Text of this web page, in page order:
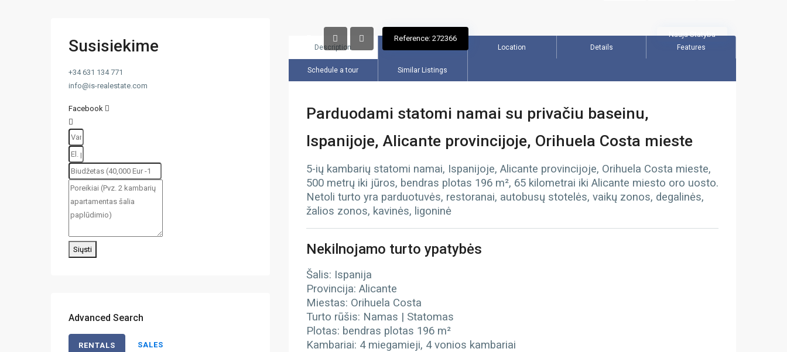
Nauja Statyba
Reference: 272366
Description Location Details Features
Schedule a tour Similar Listings
Parduodami statomi namai su privačiu baseinu,
Ispanijoje, Alicante provincijoje, Orihuela Costa mieste
5-ių kambarių statomi namai, Ispanijoje, Alicante provincijoje, Orihuela Costa mieste,
500 metrų iki jūros, bendras plotas 196 m², 65 kilometrai iki Alicante miesto oro uosto.
Netoli turto yra parduotuvės, restoranai, autobusų stotelės, vaikų zonos, degalinės,
žalios zonos, kavinės, ligoninė
Nekilnojamo turto ypatybės
Šalis: Ispanija
Provincija: Alicante
Miestas: Orihuela Costa
Turto rūšis: Namas | Statomas
Plotas: bendras plotas 196 m²
Kambariai: 4 miegamieji, 4 vonios kambariai
Susisiekime
+34 631 134 771
info@is-realestate.com
Facebook
Siųsti
Advanced Search
RENTALS SALES